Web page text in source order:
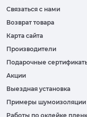
Связаться с нами
Возврат товара
Карта сайта
Производители
Подарочные
Акции
Выездная установка
Примеры шумоизоляции
Работы по оклейке